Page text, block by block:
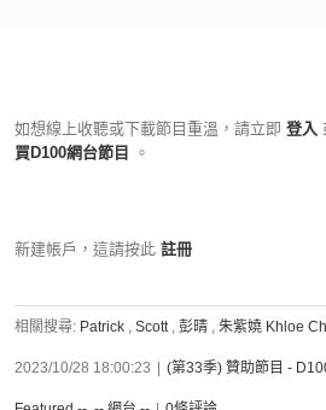
如想線上收聽或下載節目重溫，請立即 登入
買D100網台節目
。
新建帳戶，這請按此 註冊
相關搜尋: Patrick , Scott, 彭晴 , 朱紫嬈 Khloe
2023/10/28 18:00:23 (第33季) 贊助節目 -